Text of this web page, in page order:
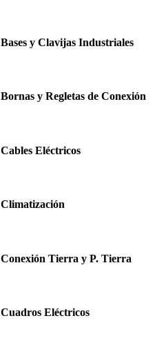
Bases y Clavijas Industriales
Bornas y Regletas de Conexión
Cables Eléctricos
Climatización
Conexión Tierra y P. Tierra
Cuadros Eléctricos